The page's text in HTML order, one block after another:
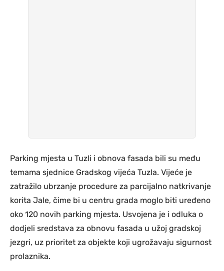
Parking mjesta u Tuzli i obnova fasada bili su među
temama sjednice Gradskog vijeća Tuzla. Vijeće je
zatražilo ubrzanje procedure za parcijalno natkrivanje
korita Jale, čime bi u centru grada moglo biti uređeno
oko 120 novih parking mjesta. Usvojena je i odluka o
dodjeli sredstava za obnovu fasada u užoj gradskoj
jezgri, uz prioritet za objekte koji ugrožavaju sigurnost
prolaznika.